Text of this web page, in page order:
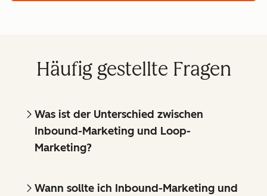
Häufig gestellte Fragen
Was ist der Unterschied zwischen
Inbound-Marketing und Loop-
Marketing?
Wann sollte ich Inbound-Marketing und